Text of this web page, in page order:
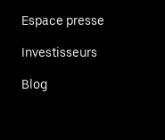
Espace presse
Investisseurs
Blog